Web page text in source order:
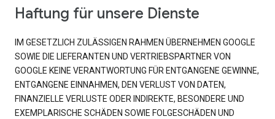
Haftung für unsere Dienste
IM GESETZLICH ZULÄSSIGEN RAHMEN ÜBERNEHMEN GOOGLE
SOWIE DIE LIEFERANTEN UND VERTRIEBSPARTNER VON
GOOGLE KEINE VERANTWORTUNG FÜR ENTGANGENE GEWINNE,
ENTGANGENE EINNAHMEN, DEN VERLUST VON DATEN,
FINANZIELLE VERLUSTE ODER INDIREKTE, BESONDERE UND
EXEMPLARISCHE SCHÄDEN SOWIE FOLGESCHÄDEN UND